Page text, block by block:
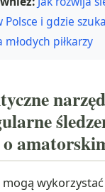
Polsce i gdzie
piłkarzy
mogą